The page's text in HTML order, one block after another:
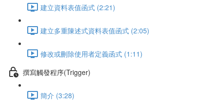
建立資料表值函式 (2:21)
建立多重陳述式資料表值函式 (2:05)
修改或刪除使用者定義函式 (1:11)
撰寫觸發程序(Trigger)
簡介 (3:28)